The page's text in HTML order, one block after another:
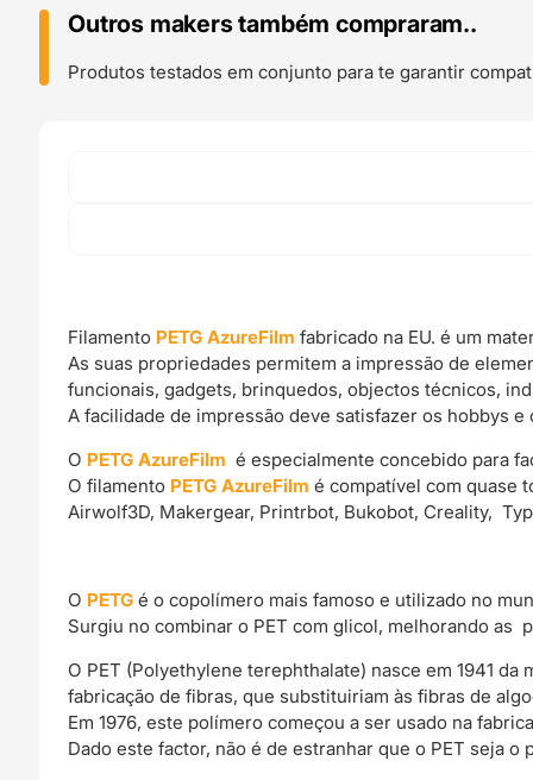
Purple
Transparent
-
Outros makers também compraram..
Produtos testados em conjunto para te garantir
Filamento PETG AzureFilmfabricado na EU. é um
As suas propriedades permitem a impressão de
funcionais, gadgets, brinquedos, objectos técnicos,
A facilidade de impressão deve satisfazer os hobbys
O PETG AzureFilm é especialmente concebido para
O filamento PETG AzureFilmé compatível com quase
Airwolf3D, Makergear, Printrbot, Bukobot, Creality,
O PETG é o copolímero mais famoso e utilizado no
Surgiu no combinar o PET com glicol, melhorando as
O PET (Polyethylene terephthalate) nasce em 1941
fabricação de fibras, que substituiriam às fibras de
Em 1976, este polímero começou a ser usado na
Dado este factor, não é de estranhar que o PET seja